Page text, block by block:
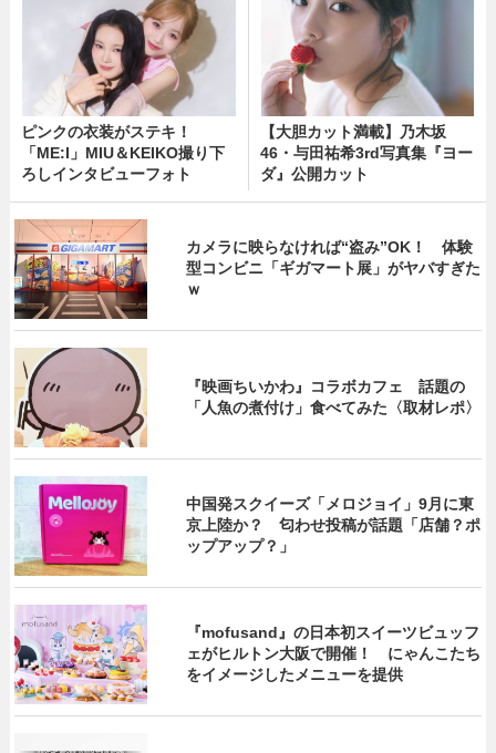
ピンクの衣装がステキ！
「ME:I」MIU＆KEIKO撮り下
ろしインタビューフォト
【大胆カット満載】乃木坂
46・与田祐希3rd写真集『ヨー
ダ』公開カット
カメラに映らなければ“盗み”OK！ 体験
型コンビニ「ギガマート展」がヤバすぎた
ｗ
『映画ちいかわ』コラボカフェ 話題の
「人魚の煮付け」食べてみた〈取材レポ〉
中国発スクイーズ「メロジョイ」9月に東
京上陸か？ 匂わせ投稿が話題「店舗？ポ
ップアップ？」
『mofusand』の日本初スイーツビュッフ
ェがヒルトン大阪で開催！ にゃんこたち
をイメージしたメニューを提供